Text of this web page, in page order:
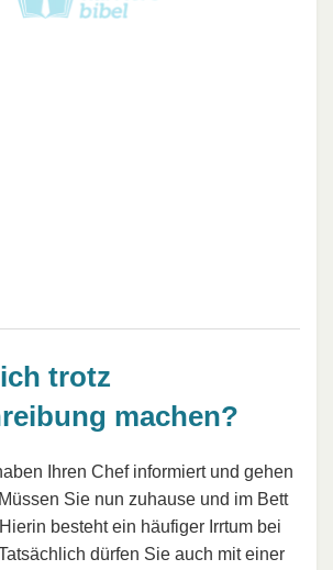
trotz
machen?
Ihren Chef informiert und gehen
Sie nun zuhause und im Bett
besteht ein häufiger Irrtum bei
dürfen Sie auch mit einer